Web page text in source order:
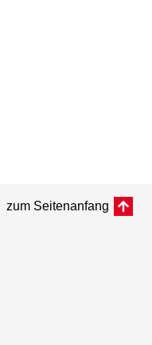
zum Seitenanfang